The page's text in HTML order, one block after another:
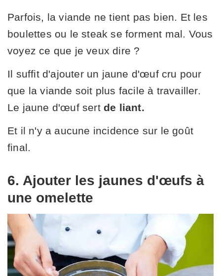
Parfois, la viande ne tient pas bien. Et les
boulettes ou le steak se forment mal. Vous
voyez ce que je veux dire ?
Il suffit d'ajouter un jaune d'œuf cru pour
que la viande soit plus facile à travailler.
Le jaune d'œuf sert de liant.
Et il n'y a aucune incidence sur le goût
final.
6. Ajouter les jaunes d'œufs à
une omelette